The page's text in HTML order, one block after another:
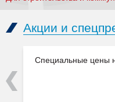
Акции и
Специальные цены
Previous